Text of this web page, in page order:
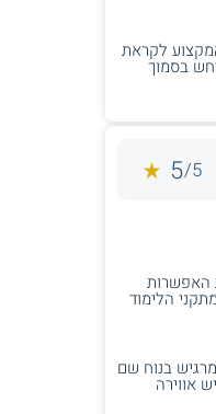
לקראת
בסמוך
5/
5
האפשרות
הלימוד
בנוח שם
אווירה